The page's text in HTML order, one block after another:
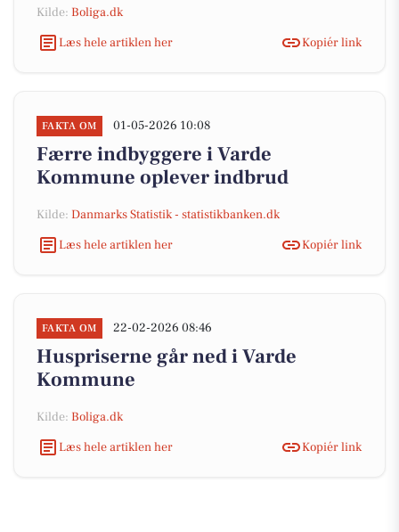
Kilde: Boliga.dk
Læs hele artiklen her
Kopiér link
FAKTA OM 01-05-2026 10:08
Færre indbyggere i Varde
Kommune oplever indbrud
Kilde: Danmarks Statistik - statistikbanken.dk
Læs hele artiklen her
Kopiér link
FAKTA OM 22-02-2026 08:46
Huspriserne går ned i Varde
Kommune
Kilde: Boliga.dk
Læs hele artiklen her
Kopiér link